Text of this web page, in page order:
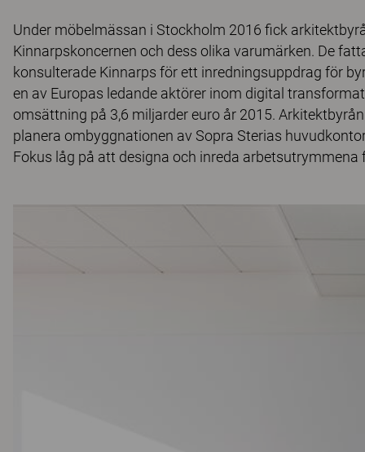
Under möbelmässan i Stockholm 2016 fick
Kinnarpskoncernen och dess olika varumärken. De
konsulterade Kinnarps för ett inredningsuppdrag för
en av Europas ledande aktörer inom digital
omsättning på 3,6 miljarder euro år 2015.
planera ombyggnationen av Sopra Sterias
Fokus låg på att designa och inreda